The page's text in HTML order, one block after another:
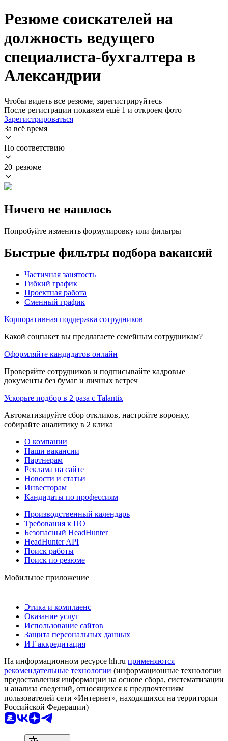
Резюме соискателей на
должность ведущего
специалиста-бухгалтера в
Александрии
Чтобы видеть все резюме, зарегистрируйтесь
После регистрации покажем ещё 1 и откроем фото
Зарегистрироваться
За всё время
По соответствию
20 резюме
Ничего не нашлось
Попробуйте изменить формулировку или фильтры
Быстрые фильтры подбора вакансий
Частичная занятость
Гибкий график
Проектная работа
Сменный график
Корпоративная поддержка сотрудников
Какой соцпакет вы предлагаете семейным сотрудникам?
Оформляйте кандидатов онлайн
Проверяйте сотрудников и подписывайте кадровые
документы без бумаг и личных встреч
Ускорьте подбор в 2 раза с Talantix
Автоматизируйте сбор откликов, настройте воронку,
собирайте аналитику в 2 клика
О компании
Наши вакансии
Партнерам
Реклама на сайте
Новости и статьи
Инвесторам
Кандидаты по профессиям
Производственный календарь
Требования к ПО
Безопасный HeadHunter
HeadHunter API
Поиск работы
Поиск по резюме
Мобильное приложение
Этика и комплаенс
Оказание услуг
Использование сайтов
Защита персональных данных
ИТ аккредитация
На информационном ресурсе hh.ru применяются
рекомендательные технологии (информационные технологии
предоставления информации на основе сбора, систематизации
и анализа сведений, относящихся к предпочтениям
пользователей сети «Интернет», находящихся на территории
Российской Федерации)